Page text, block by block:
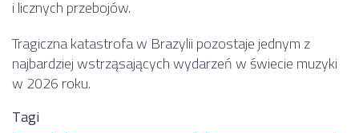
i licznych przebojów.
Tragiczna katastrofa w Brazylii pozostaje jednym z
najbardziej wstrząsających wydarzeń w świecie muzyki
w 2026 roku.
Tagi